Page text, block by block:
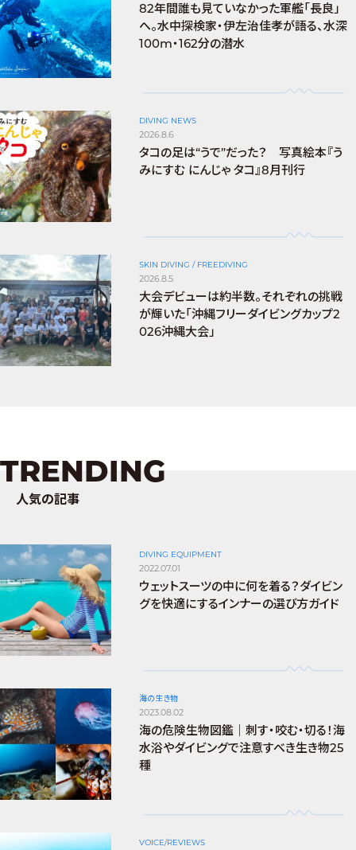
82年間誰も見ていなかった軍艦「長良」
へ。水中探検家・伊左治佳孝が語る、水深
100m・162分の潜水
DIVING NEWS
2026.8.6
タコの足は“うで”だった？ 写真絵本『う
みにすむ にんじゃ タコ』8月刊行
SKIN DIVING / FREEDIVING
2026.8.5
大会デビューは約半数。それぞれの挑戦
が輝いた「沖縄フリーダイビングカップ2
026沖縄大会」
TRENDING
人気の記事
DIVING EQUIPMENT
2022.07.01
ウェットスーツの中に何を着る？ダイビン
グを快適にするインナーの選び方ガイド
海の生き物
2023.08.02
海の危険生物図鑑｜刺す・咬む・切る！海
水浴やダイビングで注意すべき生き物25
種
VOICE/REVIEWS